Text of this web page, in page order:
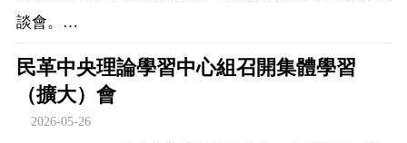
談會。…
民革中央理論學習中心組召開集體學習
（擴大）會
2026-05-26